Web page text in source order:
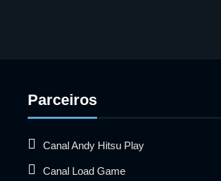
Parceiros
Canal Andy Hitsu Play
Canal Load Game